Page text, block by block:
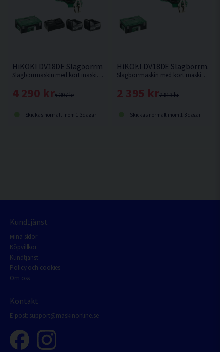
HiKOKI DV18DE Slagborrmaskin 18V (2x5,0Ah)
Slagborrmaskin med kort maskinkropp och enastående balans. Ersättare till DV18DBSL.
5 307 kr
4 290 kr
Skickas normalt inom 1-3 dagar
HiKOKI DV18DE
Slagborrmaskin med kort maskinkropp och enastående balans. Levereras utan batteri & laddare. Ersättare till DV18DBSL.
2 813 kr
2 395 kr
Skickas normalt inom 1-3 dagar
Kundtjänst
Mina sidor
Köpvillkor
Kundtjänst
Policy och cookies
Om oss
Kontakt
E-post: support@maskinonline.se